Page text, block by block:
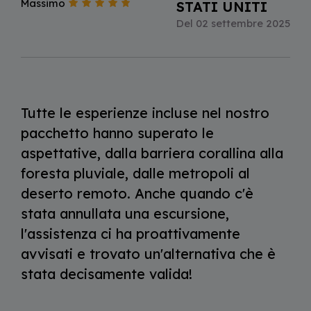
Massimo STATI UNITI
Del 02 settembre 2025
Tutte le esperienze incluse nel nostro
pacchetto hanno superato le
aspettative, dalla barriera corallina alla
foresta pluviale, dalle metropoli al
deserto remoto. Anche quando c'è
stata annullata una escursione,
l'assistenza ci ha proattivamente
avvisati e trovato un'alternativa che è
stata decisamente valida!